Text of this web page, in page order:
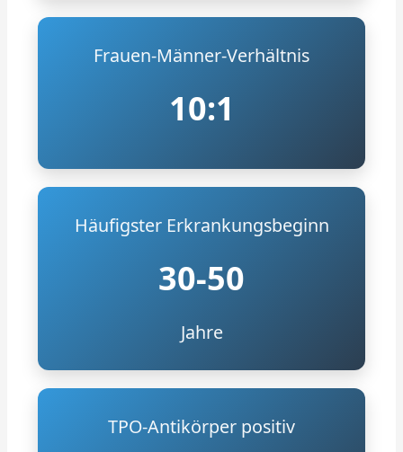
Frauen-Männer-Verhältnis
10:1
Häufigster Erkrankungsbeginn
30-50
Jahre
TPO-Antikörper positiv